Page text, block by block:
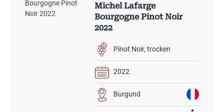
Michel Lafarge
Bourgogne Pinot Noir
2022
Pinot Noir trocken
2022
Burgund